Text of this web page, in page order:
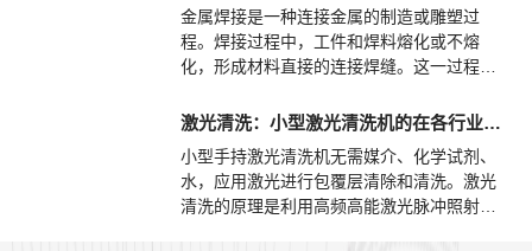
产品。
金属焊接是一种连接金属的制造或雕塑过
程。焊接过程中，工件和焊料熔化或不熔
化，形成材料直接的连接焊缝。这一过程
激光清洗：小型激光清洗机的在各行业的应用优势
小型手持激光清洗机无需媒介、化学试剂、
水，应用激光进行包覆层清除和清洗。激光
清洗的原理是利用高频高能激光脉冲照射工